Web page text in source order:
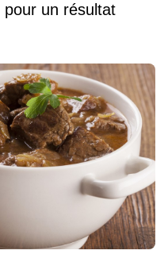
pour un résultat